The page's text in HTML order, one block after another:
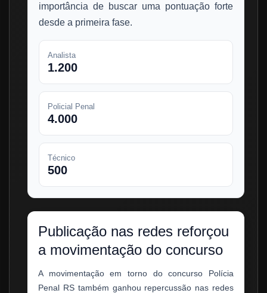
importância de buscar uma pontuação forte
desde a primeira fase.
Analista
1.200
Policial Penal
4.000
Técnico
500
Publicação nas redes reforçou
a movimentação do concurso
A movimentação em torno do concurso Polícia
Penal RS também ganhou repercussão nas redes